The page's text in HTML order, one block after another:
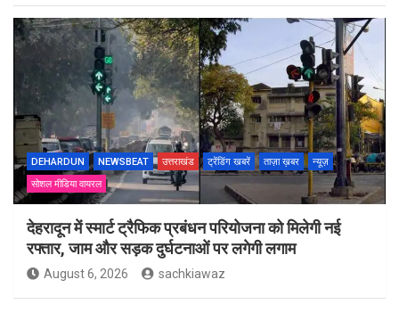
DEHARDUN NEWSBEAT उत्तराखंड ट्रेंडिंग खबरें ताज़ा ख़बर
न्यूज़
सोशल मीडिया वायरल
देहरादून में स्मार्ट ट्रैफिक प्रबंधन परियोजना को मिलेगी नई
रफ्तार, जाम और सड़क दुर्घटनाओं पर लगेगी लगाम
August 6, 2026 sachkiawaz